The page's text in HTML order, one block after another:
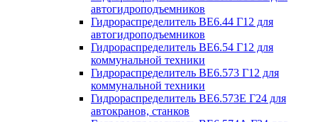
автогидроподъемников
Гидрораспределитель ВЕ6.44 Г12 для
автогидроподъемников
Гидрораспределитель ВЕ6.54 Г12 для
коммунальной техники
Гидрораспределитель ВЕ6.573 Г12 для
коммунальной техники
Гидрораспределитель ВЕ6.573Е Г24 для
автокранов, станков